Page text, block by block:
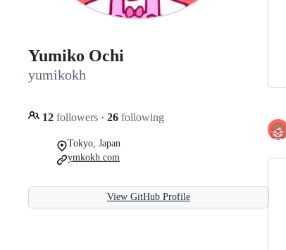
Yumiko Ochi
yumikokh
12 followers · 26 following
Tokyo, Japan
ymkokh.com
View GitHub Profile